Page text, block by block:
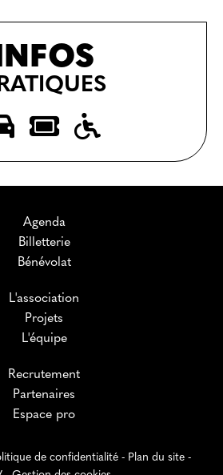
Agenda
Billetterie
Bénévolat
L'association
Projets
L'équipe
Recrutement
Partenaires
Espace pro
de confidentialité- Plan du site-